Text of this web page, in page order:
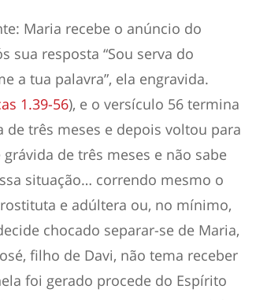
Maria recebe o anúncio do
sua resposta “Sou serva do
a tua palavra”, ela engravida.
1.39-56), e o versículo 56 termina
de três meses e depois voltou para
de três meses e não sabe
situação… correndo mesmo o
e adúltera ou, no mínimo,
chocado separar-se de Maria,
filho de Davi, não tema receber
foi gerado procede do Espírito